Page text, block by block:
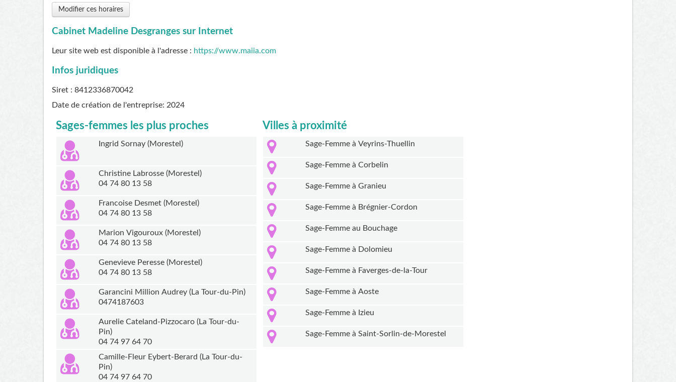
Modifier ces horaires
Cabinet Madeline Desgranges sur Internet
Leur site web est disponible à l'adresse : https://www.maiia.com
Infos juridiques
Siret : 8412336870042
Date de création de l'entreprise: 2024
Sages-femmes les plus proches
Ingrid Sornay (Morestel)
Christine Labrosse (Morestel)
04 74 80 13 58
Francoise Desmet (Morestel)
04 74 80 13 58
Marion Vigouroux (Morestel)
04 74 80 13 58
Genevieve Peresse (Morestel)
04 74 80 13 58
Garancini Million Audrey (La Tour-du-Pin)
0474187603
Aurelie Cateland-Pizzocaro (La Tour-du-
Pin)
04 74 97 64 70
Camille-Fleur Eybert-Berard (La Tour-du-
Pin)
04 74 97 64 70
Villes à proximité
Sage-Femme à Veyrins-Thuellin
Sage-Femme à Corbelin
Sage-Femme à Granieu
Sage-Femme à Brégnier-Cordon
Sage-Femme au Bouchage
Sage-Femme à Dolomieu
Sage-Femme à Faverges-de-la-Tour
Sage-Femme à Aoste
Sage-Femme à Izieu
Sage-Femme à Saint-Sorlin-de-Morestel